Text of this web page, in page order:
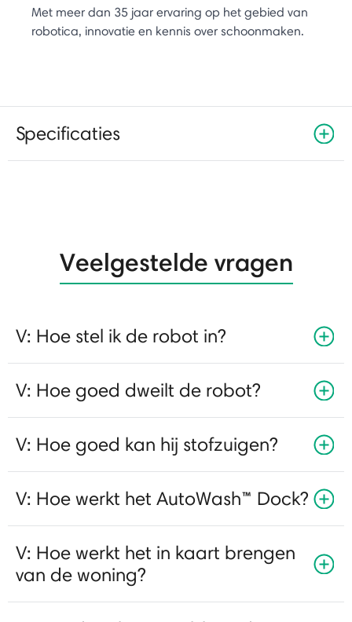
Met meer dan 35 jaar ervaring op het gebied van
robotica, innovatie en kennis over schoonmaken.
Specificaties
Veelgestelde vragen
V: Hoe stel ik de robot in?
V: Hoe goed dweilt de robot?
V: Hoe goed kan hij stofzuigen?
V: Hoe werkt het AutoWash™ Dock?
V: Hoe werkt het in kaart brengen
van de woning?